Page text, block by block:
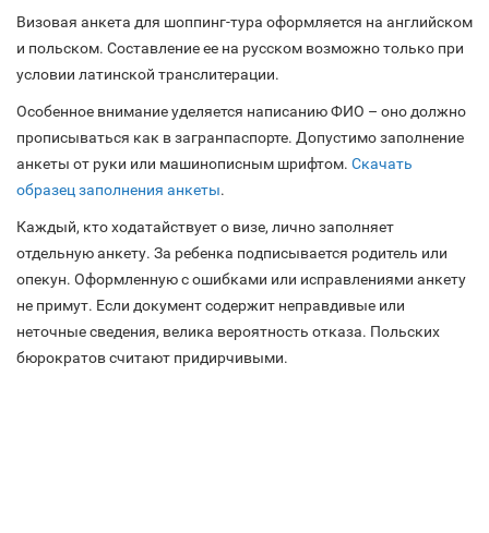
Визовая анкета для шоппинг-тура оформляется на английском
и польском. Составление ее на русском возможно только при
условии латинской транслитерации.
Особенное внимание уделяется написанию ФИО – оно должно
прописываться как в загранпаспорте. Допустимо заполнение
анкеты от руки или машинописным шрифтом. Скачать
образец заполнения анкеты.
Каждый, кто ходатайствует о визе, лично заполняет
отдельную анкету. За ребенка подписывается родитель или
опекун. Оформленную с ошибками или исправлениями анкету
не примут. Если документ содержит неправдивые или
неточные сведения, велика вероятность отказа. Польских
бюрократов считают придирчивыми.